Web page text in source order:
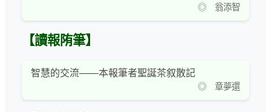
◎ 翁添智
【讀報陏筆】
智慧的交流——本報筆者聖誕茶叙散記
◎ 章夢還